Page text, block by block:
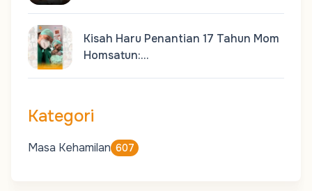
Kisah Haru Penantian 17 Tahun Mom
Homsatun:…
Kategori
Masa Kehamilan 607